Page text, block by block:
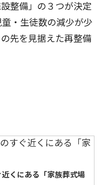
整備」の３つが決定
・生徒数の減少が少
先を見据えた再整備
くにある「家族葬式場